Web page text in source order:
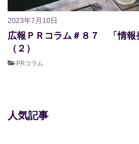
2023年7月10日
広報ＰＲコラム＃８７ 「情報
（２）
PRコラム
人気記事